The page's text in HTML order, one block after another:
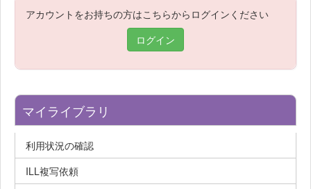
アカウントをお持ちの方はこちらからログインください
ログイン
マイライブラリ
利用状況の確認
ILL複写依頼